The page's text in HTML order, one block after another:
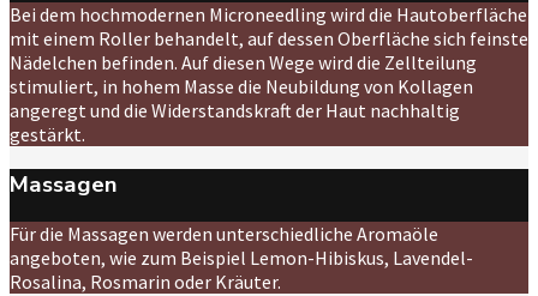
Bei dem hochmodernen Microneedling wird die Hautoberfläche
mit einem Roller behandelt, auf dessen Oberfläche sich feinste
Nädelchen befinden. Auf diesen Wege wird die Zellteilung
stimuliert, in hohem Masse die Neubildung von Kollagen
angeregt und die Widerstandskraft der Haut nachhaltig
gestärkt.
Massagen
Für die Massagen werden unterschiedliche Aromaöle
angeboten, wie zum Beispiel Lemon-Hibiskus, Lavendel-
Rosalina, Rosmarin oder Kräuter.